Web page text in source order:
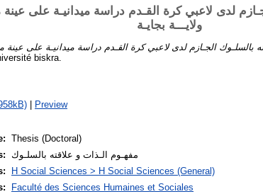
لدى لاعبي كرة القـدم دراسة ميدانيـة على
ولايـــة بجايـة
بالسلـوك الجـازم لدى لاعبي كرة القـدم دراسة ميدانيـة على عينة
biskra.
| Preview
Thesis (Doctoral)
مفهـوم الـذات و علاقته بالسلـوك
H Social Sciences > H Social Sciences (General)
Faculté des Sciences Humaines et Sociales